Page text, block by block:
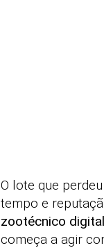
O lote que
tempo e
zootécnico digital
começa a agir